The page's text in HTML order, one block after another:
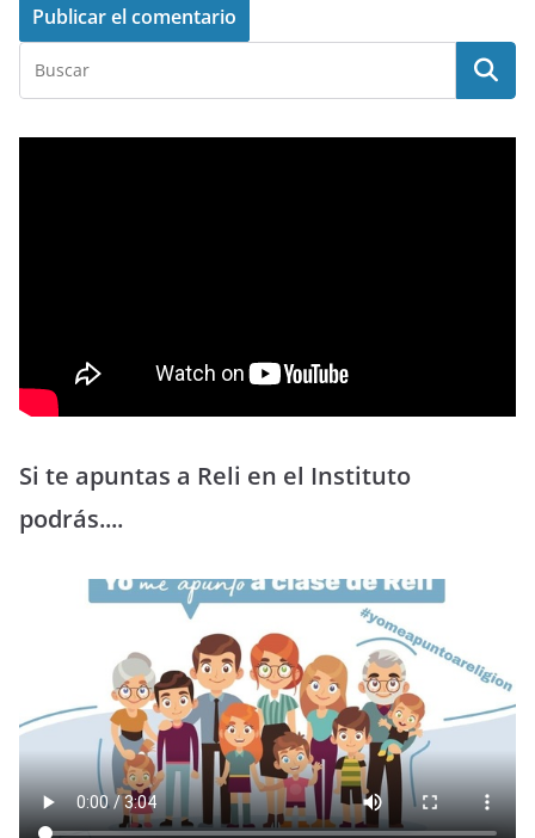
Si te apuntas a Reli en el Instituto
podrás....